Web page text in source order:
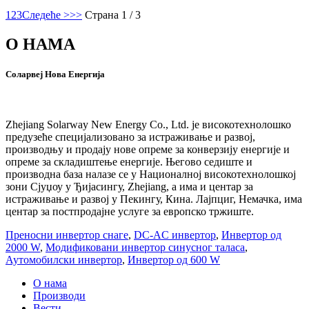
1 23Следеће >>> Страна 1 / 3
О НАМА
Соларвеј Нова Енергија
Zhejiang Solarway New Energy Co., Ltd. је високотехнолошко
предузеће специјализовано за истраживање и развој,
производњу и продају нове опреме за конверзију енергије и
опреме за складиштење енергије. Његово седиште и
производна база налазе се у Националној високотехнолошкој
зони Сјуџоу у Ђијасингу, Zhejiang, а има и центар за
истраживање и развој у Пекингу, Кина. Лајпциг, Немачка, има
центар за постпродајне услуге за европско тржиште.
Преносни инвертор снаге, DC-AC инвертор, Инвертор од
2000 W, Модификовани инвертор синусног таласа,
Аутомобилски инвертор, Инвертор од 600 W
О нама
Производи